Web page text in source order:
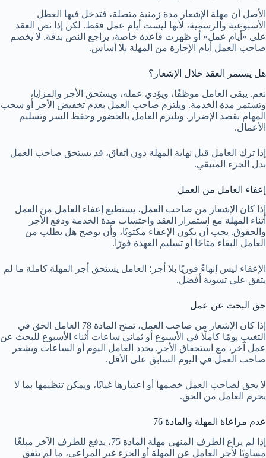
الأصل أن مهلة الإشعار مدة زمنية متصلة، فتدخل فيها العطل
الأسبوعية والرسمية، لأنها ليست أيام عمل فقط. لكن إذا نص العقد
على «أيام عمل» أو ظهرت قاعدة خاصة، يراجع النص بدقة. لا يخصم
صاحب العمل أيام الإجازة من المهلة بلا أساس.
هل يستمر العقد خلال الإشعار؟
نعم. يبقى العامل موظفًا، ويؤدي عمله، ويستحق الأجر والمزايا،
وتستمر مدة الخدمة. ويلتزم صاحب العمل بعدم تخفيض الأجر أو سحب
المهام بقصد الإضرار. ويلتزم العامل بالحضور وحفظ السر وتسليم
الأعمال.
إذا ترك العامل قبل نهاية المهلة دون اتفاق، قد يستحق صاحب العمل
بدل الجزء المتبقي.
إعفاء العامل من العمل
إذا كان الإشعار من صاحب العمل، يستطيع إعفاء العامل من العمل
أثناء المهلة مع استمرار العقد واحتساب مدة الخدمة ودفع الأجر
والحقوق. يجب أن يكون الإعفاء مكتوبًا، وأن يوضح هل يطلب من
العامل البقاء متاحًا أو تسليم العهدة فورًا.
الإعفاء ليس إنهاءً فوريًا بلا أجر؛ العامل يستحق أجر المهلة كاملة ما لم
يتفق على تسوية أفضل.
حق البحث عن عمل
إذا كان الإشعار من صاحب العمل، تمنح المادة 78 العامل الحق في
التغيب يومًا كاملًا في الأسبوع أو ثماني ساعات أثناء الأسبوع للبحث عن
عمل آخر، مع استحقاق الأجر. يحدد العامل اليوم أو الساعات ويشعر
صاحب العمل في اليوم السابق على الأقل.
لا يحق لصاحب العمل خصمها أو اعتبارها غيابًا، ويمكن تنظيمها بما لا
يحرم العامل من الحق.
عدم مراعاة المهلة والمادة 76
إذا لم يراع الطرف المنهي مهلة المادة 75، يدفع للطرف الآخر مبلغًا
مساويًا لأجر العامل عن المهلة أو الجزء غير المراعى، ما لم يتفق